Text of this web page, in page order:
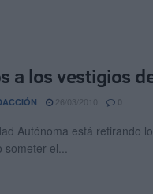
a los vestigios
0
Autónoma está retirando
someter el...